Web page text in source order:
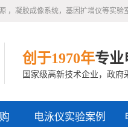
，凝胶成像系统，基因扩增仪等实
创于1970年专业
国家级高新技术企业，政
电泳仪实验案例